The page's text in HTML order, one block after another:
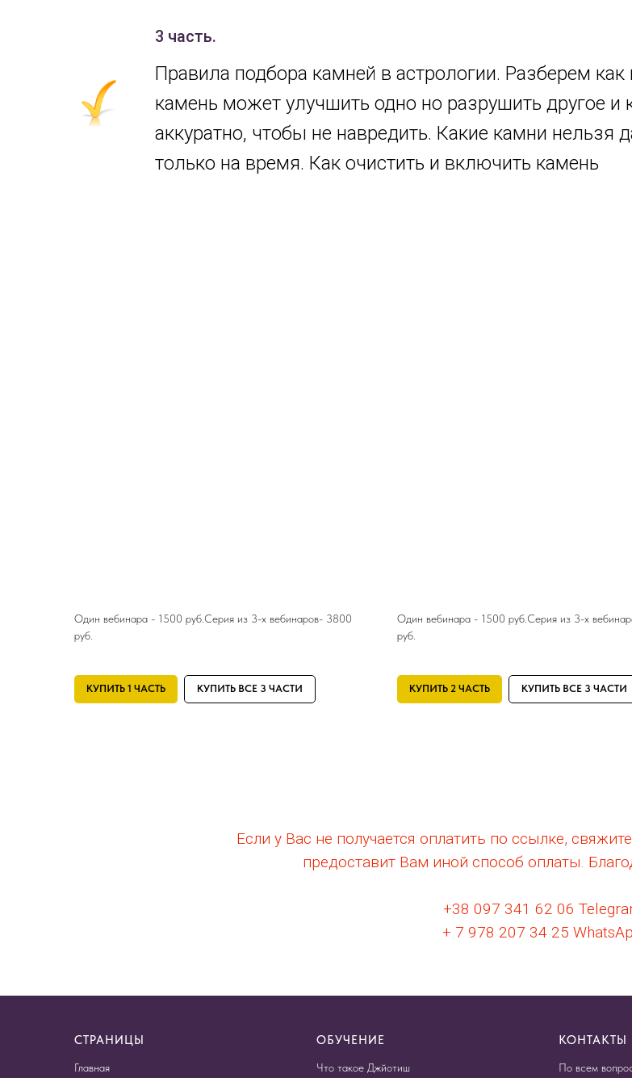
3 часть.
Правила подбора камней в астрологии. Разберем
камень может улучшить одно но разрушить другое и
аккуратно, чтобы не навредить. Какие камни
только на время. Как очистить и включить камень
Один вебинара - 1500 руб.Серия из 3-х вебинаров- 3800
руб.
КУПИТЬ 1 ЧАСТЬ КУПИТЬ ВСЕ 3 ЧАСТИ
Один вебинара - 1500 руб.Серия из 3-х
руб.
КУПИТЬ 2 ЧАСТЬ КУПИТЬ ВСЕ 3 ЧАСТИ
Если у Вас не получается оплатить по ссылке,
предоставит Вам иной способ оплаты.
+38 097 341 62 06
+ 7 978 207 34 25
СТРАНИЦЫ
Главная
ОБУЧЕНИЕ
Что такое Джйотиш
КОНТАКТЫ
По всем